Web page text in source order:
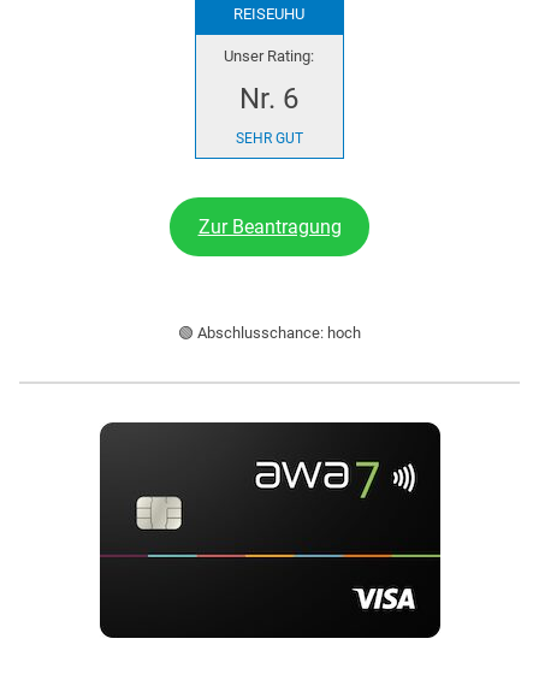
REISEUHU
Unser Rating:
Nr. 6
SEHR GUT
Zur Beantragung
🟢 Abschlusschance: hoch